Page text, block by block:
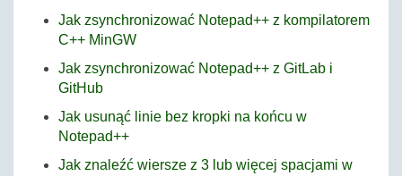
Jak zsynchronizować Notepad++ z kompilatorem
C++ MinGW
Jak zsynchronizować Notepad++ z GitLab i
GitHub
Jak usunąć linie bez kropki na końcu w
Notepad++
Jak znaleźć wiersze z 3 lub więcej spacjami w